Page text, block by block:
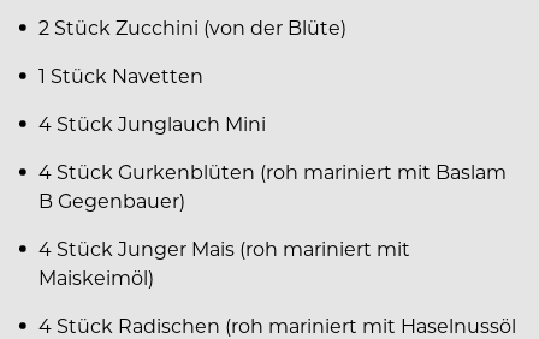
2 Stück Zucchini (von der Blüte)
1 Stück Navetten
4 Stück Junglauch Mini
4 Stück Gurkenblüten (roh mariniert mit Baslam
B Gegenbauer)
4 Stück Junger Mais (roh mariniert mit
Maiskeimöl)
4 Stück Radischen (roh mariniert mit Haselnussöl